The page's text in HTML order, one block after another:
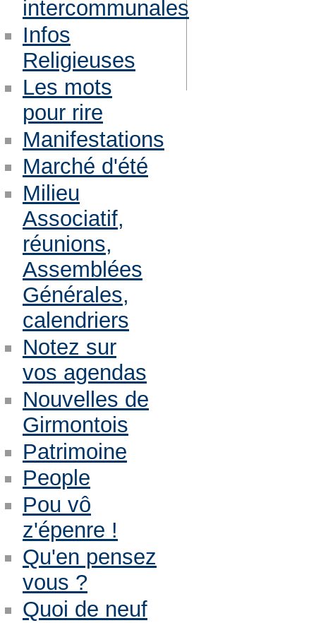
intercommunales
Infos
Religieuses
Les mots
pour rire
Manifestations
Marché d'été
Milieu
Associatif,
réunions,
Assemblées
Générales,
calendriers
Notez sur
vos agendas
Nouvelles de
Girmontois
Patrimoine
People
Pou vô
z'épenre !
Qu'en pensez
vous ?
Quoi de neuf